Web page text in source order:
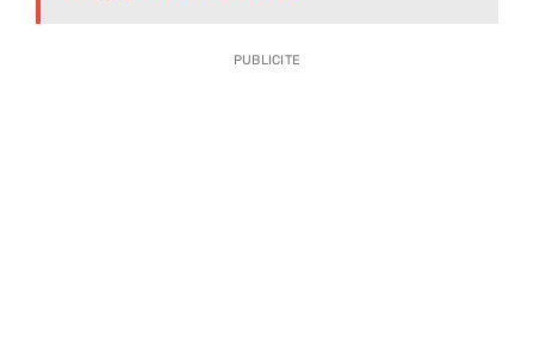
PUBLICITE